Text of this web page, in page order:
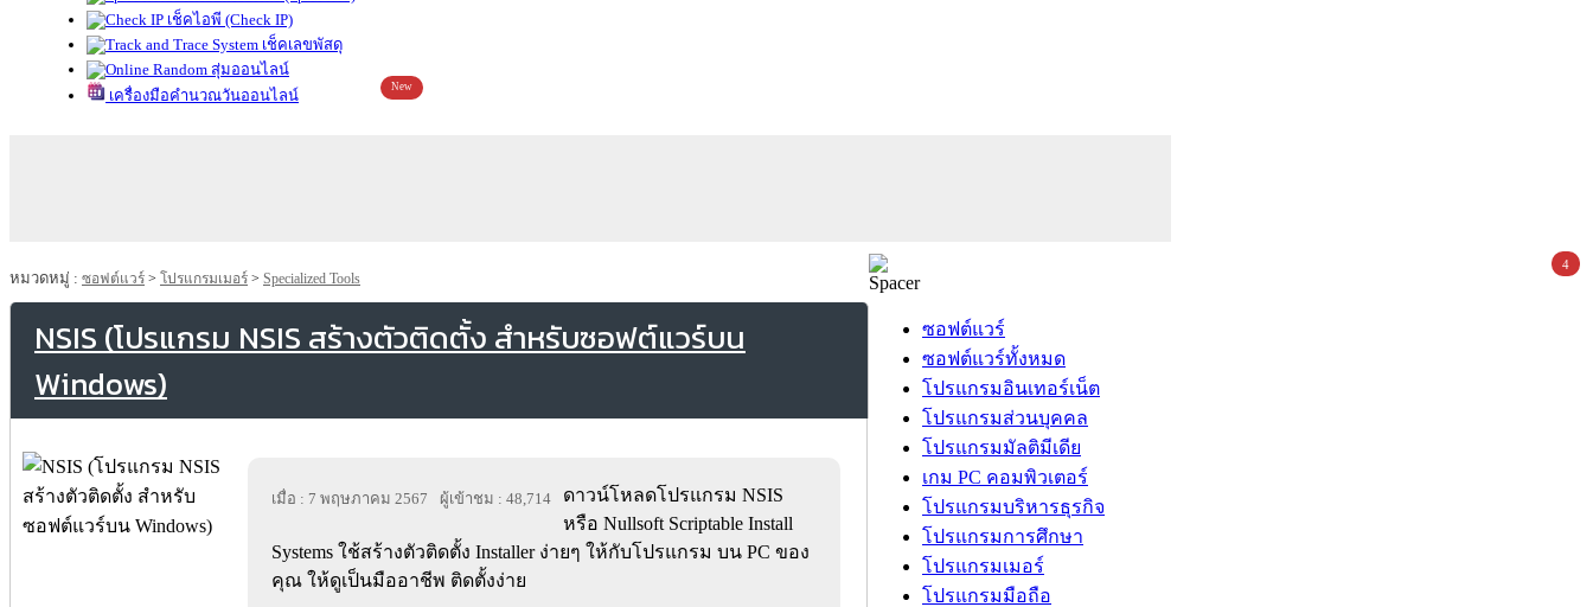
เช็คไอพี (Check IP)
เช็คเลขพัสดุ
สุ่มออนไลน์
เครื่องมือคำนวณวันออนไลน์
New
หมวดหมู่ : ซอฟต์แวร์ > โปรแกรมเมอร์ > Specialized Tools
NSIS (โปรแกรม NSIS สร้างตัวติดตั้ง สำหรับซอฟต์แวร์บน
Windows)
เมื่อ : 7 พฤษภาคม 2567 ผู้เข้าชม : 48,714
ดาวน์โหลดโปรแกรม NSIS
หรือ Nullsoft Scriptable Install
Systems ใช้สร้างตัวติดตั้ง Installer ง่ายๆ ให้กับโปรแกรม บน PC ของ
คุณ ให้ดูเป็นมืออาชีพ ติดตั้งง่าย
ซอฟต์แวร์
ซอฟต์แวร์ทั้งหมด
โปรแกรมอินเทอร์เน็ต
โปรแกรมส่วนบุคคล
โปรแกรมมัลติมีเดีย
เกม PC คอมพิวเตอร์
โปรแกรมบริหารธุรกิจ
โปรแกรมการศึกษา
โปรแกรมเมอร์
โปรแกรมมือถือ
4